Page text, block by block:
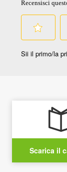
Scarica il